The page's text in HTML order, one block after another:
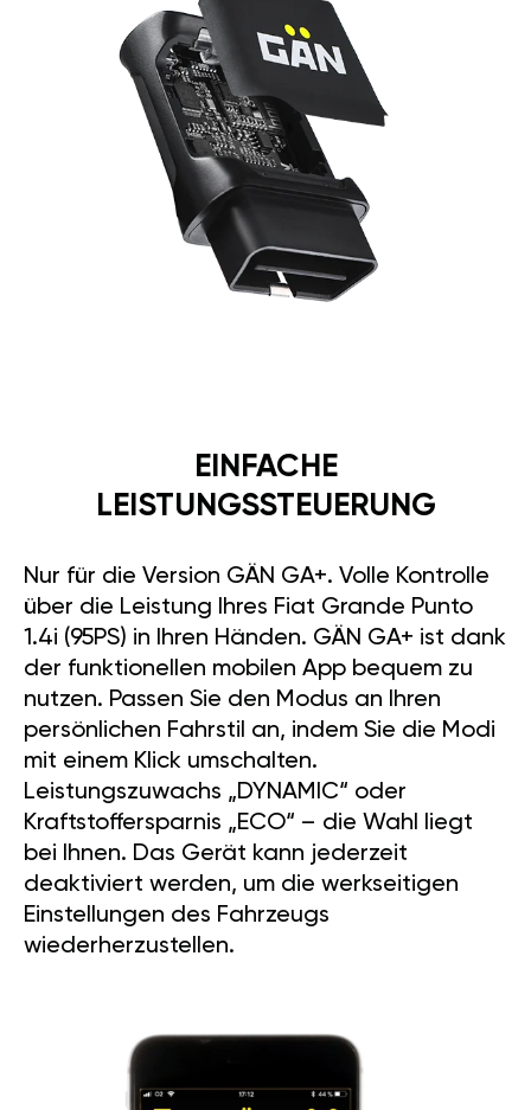
EINFACHE
LEISTUNGSSTEUERUNG
Nur für die Version GÄN GA+. Volle Kontrolle
über die Leistung Ihres Fiat Grande Punto
1.4i (95PS) in Ihren Händen. GÄN GA+ ist dank
der funktionellen mobilen App bequem zu
nutzen. Passen Sie den Modus an Ihren
persönlichen Fahrstil an, indem Sie die Modi
mit einem Klick umschalten.
Leistungszuwachs „DYNAMIC“ oder
Kraftstoffersparnis „ECO“ – die Wahl liegt
bei Ihnen. Das Gerät kann jederzeit
deaktiviert werden, um die werkseitigen
Einstellungen des Fahrzeugs
wiederherzustellen.